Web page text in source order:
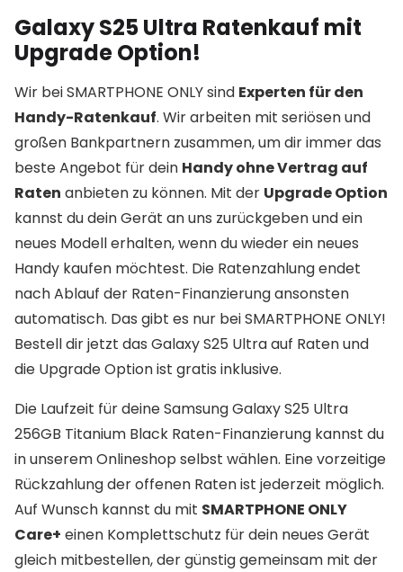
Galaxy S25 Ultra Ratenkauf mit
Upgrade Option!
Wir bei SMARTPHONE ONLY sind Experten für den
Handy-Ratenkauf. Wir arbeiten mit seriösen und
großen Bankpartnern zusammen, um dir immer das
beste Angebot für dein Handy ohne Vertrag auf
Raten anbieten zu können. Mit der Upgrade Option
kannst du dein Gerät an uns zurückgeben und ein
neues Modell erhalten, wenn du wieder ein neues
Handy kaufen möchtest. Die Ratenzahlung endet
nach Ablauf der Raten-Finanzierung ansonsten
automatisch. Das gibt es nur bei SMARTPHONE ONLY!
Bestell dir jetzt das Galaxy S25 Ultra auf Raten und
die Upgrade Option ist gratis inklusive.
Die Laufzeit für deine Samsung Galaxy S25 Ultra
256GB Titanium Black Raten-Finanzierung kannst du
in unserem Onlineshop selbst wählen. Eine vorzeitige
Rückzahlung der offenen Raten ist jederzeit möglich.
Auf Wunsch kannst du mit SMARTPHONE ONLY
Care+ einen Komplettschutz für dein neues Gerät
gleich mitbestellen, der günstig gemeinsam mit der